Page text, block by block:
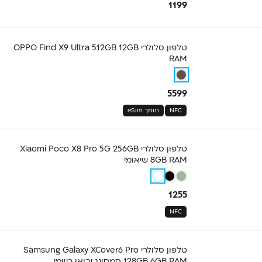
1199
טלפון סלולרי OPPO Find X9 Ultra 512GB 12GB
RAM
5599
NFC תומך eSim
טלפון סלולרי Xiaomi Poco X8 Pro 5G 256GB
8GB RAM שיאומי
1255
NFC
טלפון סלולרי Samsung Galaxy XCover6 Pro